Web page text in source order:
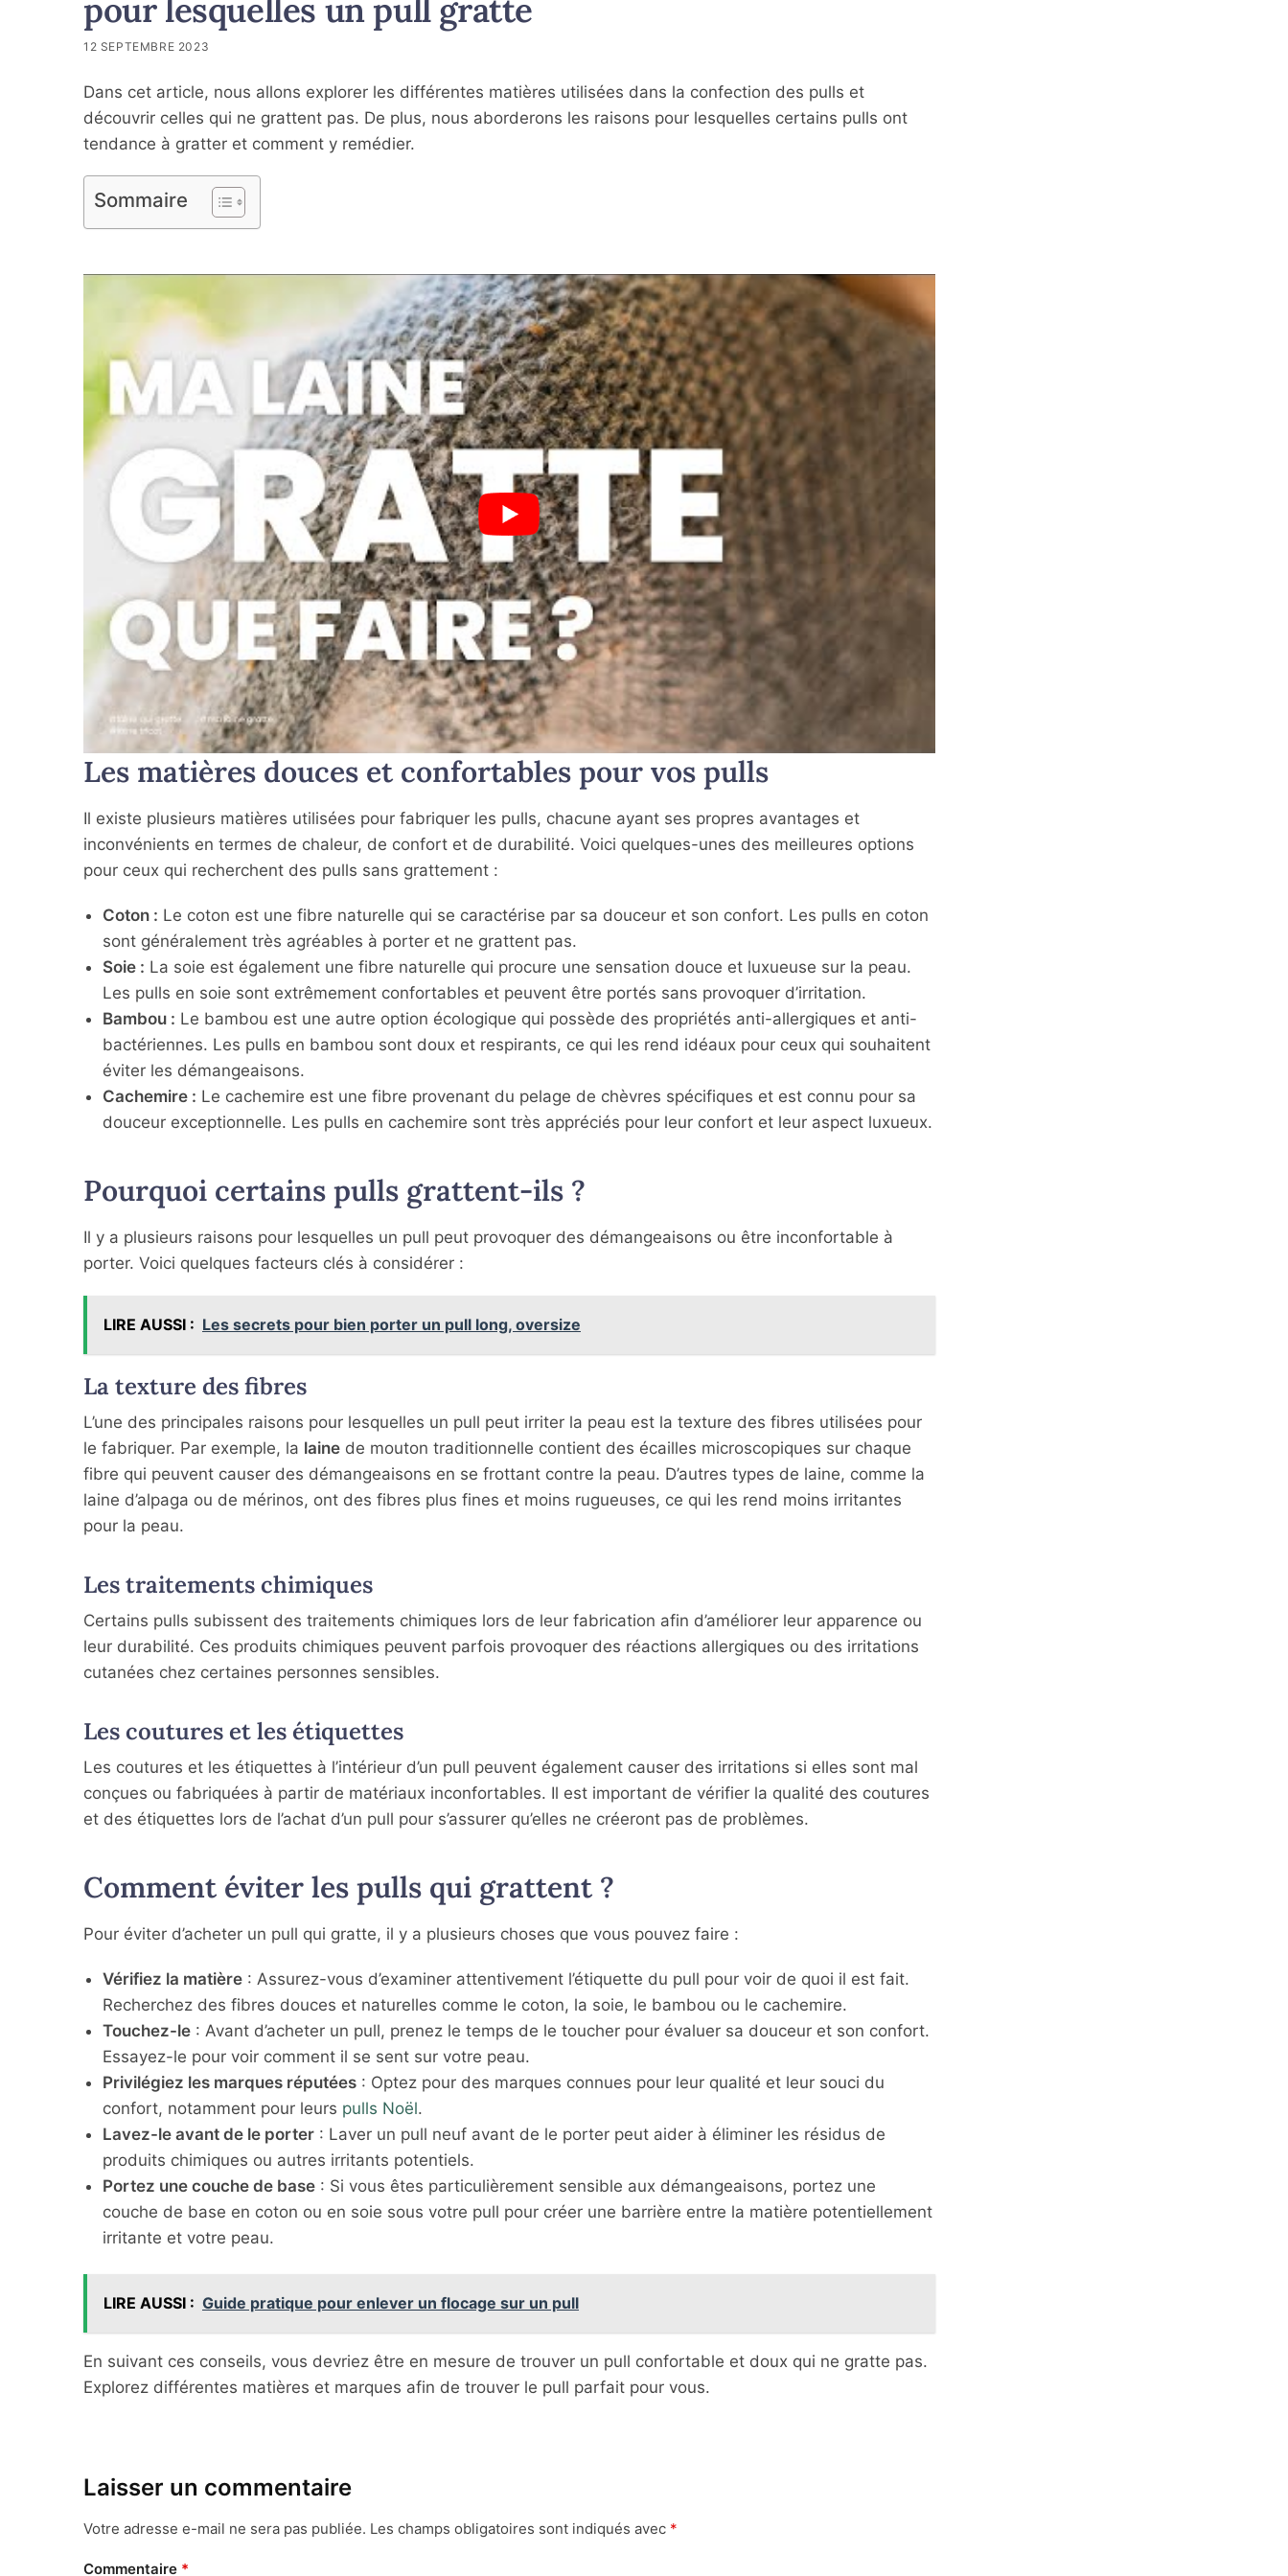
pour lesquelles un pull gratte
12 SEPTEMBRE 2023
Dans cet article, nous allons explorer les différentes matières utilisées dans la confection des pulls et
découvrir celles qui ne grattent pas. De plus, nous aborderons les raisons pour lesquelles certains pulls ont
tendance à gratter et comment y remédier.
Sommaire
Les matières douces et confortables pour vos pulls
Il existe plusieurs matières utilisées pour fabriquer les pulls, chacune ayant ses propres avantages et
inconvénients en termes de chaleur, de confort et de durabilité. Voici quelques-unes des meilleures options
pour ceux qui recherchent des pulls sans grattement :
Coton : Le coton est une fibre naturelle qui se caractérise par sa douceur et son confort. Les pulls en coton
sont généralement très agréables à porter et ne grattent pas.
Soie : La soie est également une fibre naturelle qui procure une sensation douce et luxueuse sur la peau.
Les pulls en soie sont extrêmement confortables et peuvent être portés sans provoquer d’irritation.
Bambou : Le bambou est une autre option écologique qui possède des propriétés anti-allergiques et anti-
bactériennes. Les pulls en bambou sont doux et respirants, ce qui les rend idéaux pour ceux qui souhaitent
éviter les démangeaisons.
Cachemire : Le cachemire est une fibre provenant du pelage de chèvres spécifiques et est connu pour sa
douceur exceptionnelle. Les pulls en cachemire sont très appréciés pour leur confort et leur aspect luxueux.
Pourquoi certains pulls grattent-ils ?
Il y a plusieurs raisons pour lesquelles un pull peut provoquer des démangeaisons ou être inconfortable à
porter. Voici quelques facteurs clés à considérer :
LIRE AUSSI : Les secrets pour bien porter un pull long, oversize
La texture des fibres
L’une des principales raisons pour lesquelles un pull peut irriter la peau est la texture des fibres utilisées pour
le fabriquer. Par exemple, la laine de mouton traditionnelle contient des écailles microscopiques sur chaque
fibre qui peuvent causer des démangeaisons en se frottant contre la peau. D’autres types de laine, comme la
laine d’alpaga ou de mérinos, ont des fibres plus fines et moins rugueuses, ce qui les rend moins irritantes
pour la peau.
Les traitements chimiques
Certains pulls subissent des traitements chimiques lors de leur fabrication afin d’améliorer leur apparence ou
leur durabilité. Ces produits chimiques peuvent parfois provoquer des réactions allergiques ou des irritations
cutanées chez certaines personnes sensibles.
Les coutures et les étiquettes
Les coutures et les étiquettes à l’intérieur d’un pull peuvent également causer des irritations si elles sont mal
conçues ou fabriquées à partir de matériaux inconfortables. Il est important de vérifier la qualité des coutures
et des étiquettes lors de l’achat d’un pull pour s’assurer qu’elles ne créeront pas de problèmes.
Comment éviter les pulls qui grattent ?
Pour éviter d’acheter un pull qui gratte, il y a plusieurs choses que vous pouvez faire :
Vérifiez la matière : Assurez-vous d’examiner attentivement l’étiquette du pull pour voir de quoi il est fait.
Recherchez des fibres douces et naturelles comme le coton, la soie, le bambou ou le cachemire.
Touchez-le : Avant d’acheter un pull, prenez le temps de le toucher pour évaluer sa douceur et son confort.
Essayez-le pour voir comment il se sent sur votre peau.
Privilégiez les marques réputées : Optez pour des marques connues pour leur qualité et leur souci du
confort, notamment pour leurs pulls Noël.
Lavez-le avant de le porter : Laver un pull neuf avant de le porter peut aider à éliminer les résidus de
produits chimiques ou autres irritants potentiels.
Portez une couche de base : Si vous êtes particulièrement sensible aux démangeaisons, portez une
couche de base en coton ou en soie sous votre pull pour créer une barrière entre la matière potentiellement
irritante et votre peau.
LIRE AUSSI : Guide pratique pour enlever un flocage sur un pull
En suivant ces conseils, vous devriez être en mesure de trouver un pull confortable et doux qui ne gratte pas.
Explorez différentes matières et marques afin de trouver le pull parfait pour vous.
Laisser un commentaire
Votre adresse e-mail ne sera pas publiée. Les champs obligatoires sont indiqués avec *
Commentaire *